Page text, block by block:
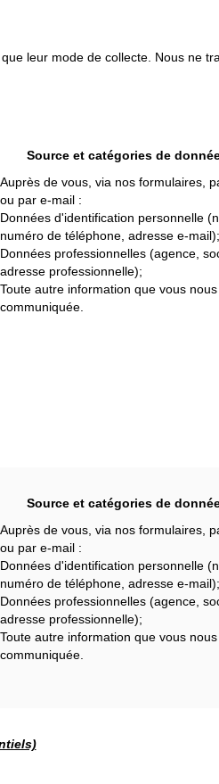
leur mode de collecte. Nous ne
Source et catégories de
Auprès de vous, via nos formulaires,
ou par e-mail :
Données d'identification personnelle
numéro de téléphone, adresse e-mail);
Données professionnelles (agence,
adresse professionnelle);
Toute autre information que vous
communiquée.
Source et catégories de
Auprès de vous, via nos formulaires,
ou par e-mail :
Données d'identification personnelle
numéro de téléphone, adresse e-mail);
Données professionnelles (agence,
adresse professionnelle);
Toute autre information que vous
communiquée.